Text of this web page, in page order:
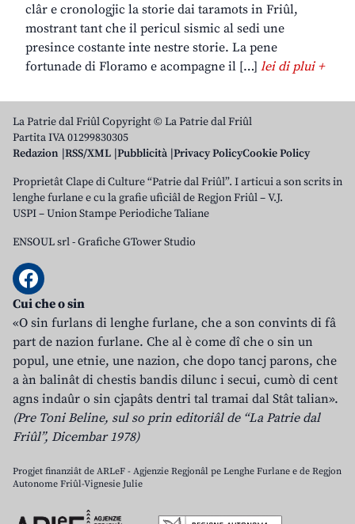
clâr e cronologjic la storie dai taramots in Friûl,
mostrant tant che il pericul sismic al sedi une
presince costante inte nestre storie. La pene
fortunade di Floramo e acompagne il […] lei di plui +
La Patrie dal Friûl Copyright © La Patrie dal Friûl
Partita IVA 01299830305
Redazion RSS/XML Pubblicità Privacy PolicyCookie Policy
Proprietât Clape di Culture “Patrie dal Friûl”. I articui a son scrits in
lenghe furlane e cu la grafie uficiâl de Regjon Friûl – V.J.
USPI – Union Stampe Periodiche Taliane
ENSOUL srl-Grafiche GTower Studio
Cui che o sin
«O sin furlans di lenghe furlane, che a son convints di fâ
part de nazion furlane. Che al è come dî che o sin un
popul, une etnie, une nazion, che dopo tancj parons, che
a àn balinât di chestis bandis dilunc i secui, cumò di cent
agns indaûr o sin cjapâts dentri tal tramai dal Stât talian».
(Pre Toni Beline, sul so prin editoriâl de “La Patrie dal
Friûl”, Dicembar 1978)
Progjet finanziât de ARLeF - Agjenzie Regjonâl pe Lenghe Furlane e de Regjon
Autonome Friûl-Vignesie Julie